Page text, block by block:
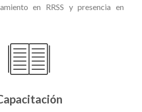
en RRSS y presencia en